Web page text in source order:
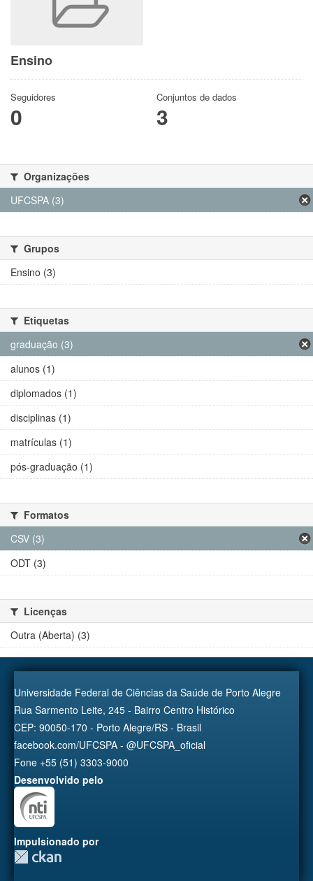
Ensino
Seguidores
0
Conjuntos de dados
3
Organizações
UFCSPA (3)
Grupos
Ensino (3)
Etiquetas
graduação (3)
alunos (1)
diplomados (1)
disciplinas (1)
matrículas (1)
pós-graduação (1)
Formatos
CSV (3)
ODT (3)
Licenças
Outra (Aberta) (3)
Universidade Federal de Ciências da Saúde de Porto Alegre
Rua Sarmento Leite, 245 - Bairro Centro Histórico
CEP: 90050-170 - Porto Alegre/RS - Brasil
facebook.com/UFCSPA - @UFCSPA_oficial
Fone +55 (51) 3303-9000
Desenvolvido pelo
Impulsionado por